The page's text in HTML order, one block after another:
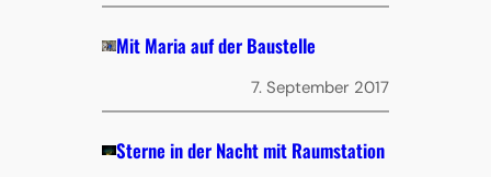
Mit Maria auf der Baustelle
7. September 2017
Sterne in der Nacht mit Raumstation